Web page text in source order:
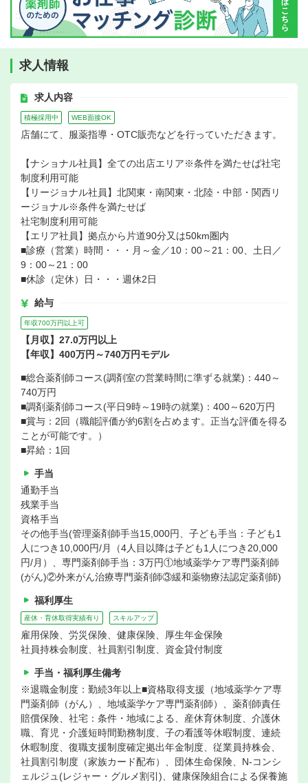
求人情報
求人内容
積極採用中 WEB面接OK
店舗にて、服薬指導・OTC販売などを行っていただきます。
【ナショナル社員】全ての出店エリア※条件を満たせば社宅
制度利用可能
【リージョナル社員】北関東・南関東・北陸・中部・関西リ
ージョナル※条件を満たせば
社宅制度利用可能
【エリア社員】拠点から片道90分又は50km圏内
■診療（営業）時間・・・月～金／10：00～21：00、土日／
9：00～21：00
■休診（定休）日・・・週休2日
給与
年収700万円以上可
【月収】27.0万円以上
【年収】400万円～740万円モデル
■総合薬剤師コース(調剤室の営業時間に準ずる就業)：440～
740万円
■調剤薬剤師コース(平日9時～19時の就業)：400～620万円
■賞与：2回（職能評価が約6割を占めます。正当な評価を得る
ことが可能です。）
■昇給：1回
手当
通勤手当
残業手当
資格手当
その他手当(管理薬剤師手当15,000円、子ども手当：子ども1
人につき10,000円/月（4人目以降は子ども1人につき20,000
円/月）、専門薬剤師手当：3万円①地域薬学ケア専門薬剤師
(がん)②外来がん治療専門薬剤師③緩和薬物療法認定薬剤師)
福利厚生
産休・育休取得実績有り スキルアップ
雇用保険、労災保険、健康保険、厚生年金保険
社員持株会制度、社員割引制度、資金貸付制度
手当・福利厚生備考
※退職金制度：勤続3年以上■資格取得支援（地域薬学ケア専
門薬剤師（がん）、地域薬学ケア専門薬剤師）、薬剤師責任
賠償保険、社宅：条件・地域による、産休育休制度、介護休
職、育児・介護短時間勤務制度、子の看護等休暇制度、連続
休暇制度、復職支援制度確定拠出年金制度、従業員持株会、
社員割引制度（家族カード配布）、団体生命保険、N-コンシ
ェルジュ(レジャー・グルメ割引)、健康保険組合による保養施